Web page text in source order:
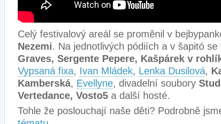
Celý festivalový areál se proměnil v
Nezemi. Na jednotlivých pódiích a v šapitó
Graves, Sergente Pepere, Kašpárek v
Vypsaná fixa, Ivan Mládek, Lenka Dusilová,
Kamberská, Evellyne, divadelní soubory
Vertedance, Vosto5 a další hosté.
Tohle že poslouchají naše děti? Podrobně